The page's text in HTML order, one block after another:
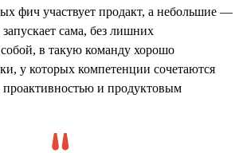
фич участвует продакт, а небольшие —
сама, без лишних
в такую команду хорошо
у которых компетенции сочетаются
проактивностью и продуктовым